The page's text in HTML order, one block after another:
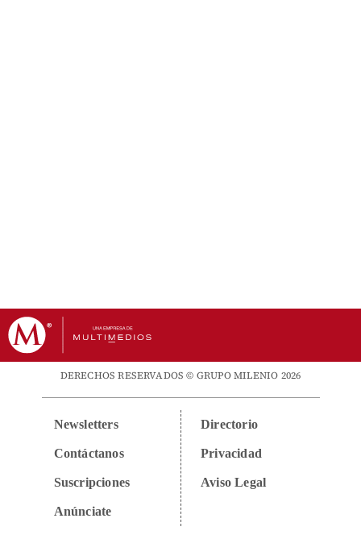
DERECHOS RESERVADOS © GRUPO MILENIO 2026
Newsletters
Contáctanos
Suscripciones
Anúnciate
Directorio
Privacidad
Aviso Legal